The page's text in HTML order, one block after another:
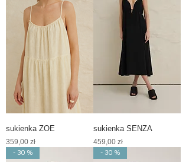
sukienka ZOE
Cena
359,00 zł
sukienka SENZA
Cena
459,00 zł
- 30 % - 30 %